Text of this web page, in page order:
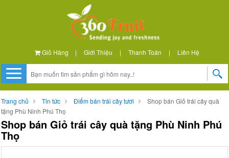
Giỏ Hàng | Giới Thiệu | Thanh Toán | Liên Hệ
Trang chủ Tin tức Điểm bán trái cây tươi
Shop bán Giỏ trái cây quà
tặng Phù Ninh Phú Thọ
Shop bán Giỏ trái cây quà tặng Phù Ninh Phú
Thọ